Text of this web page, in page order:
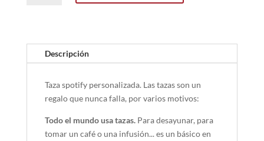
Descripción
Taza spotify personalizada. Las tazas son un
regalo que nunca falla, por varios motivos:
Todo el mundo usa tazas.Para desayunar, para
tomar un café o una infusión... es un básico en